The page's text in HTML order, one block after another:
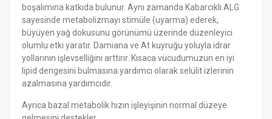
boşalımına katkıda bulunur. Aynı zamanda Kabarcıklı ALG
sayesinde metabolizmayı stimüle (uyarma) ederek,
büyüyen yağ dokusunu görünümü üzerinde düzenleyici
olumlu etki yaratır. Damiana ve At kuyruğu yoluyla idrar
yollarının işlevselliğini arttırır. Kısaca vücudumuzun en iyi
lipid dengesini bulmasına yardımcı olarak selülit izlerinin
azalmasına yardımcıdır.
Ayrıca bazal metabolik hızın işleyişinin normal düzeye